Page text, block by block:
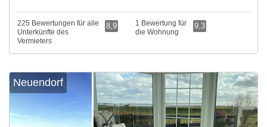
225 Bewertungen für alle
Unterkünfte des
Vermieters
8,9
1 Bewertung für
die Wohnung
9,3
Neuendorf